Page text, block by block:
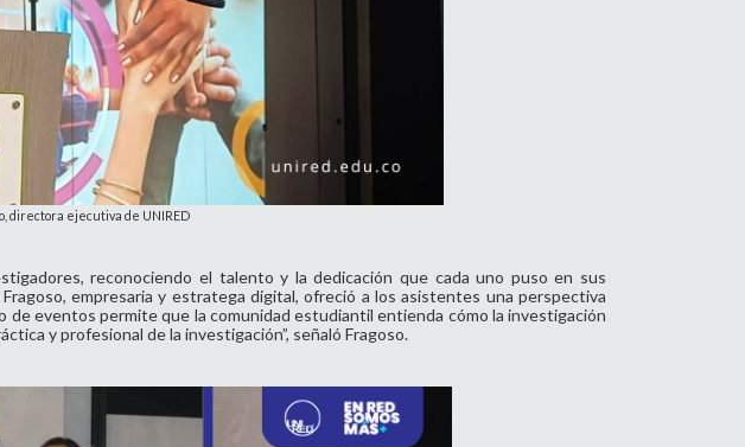
directora ejecutiva de UNIRED
reconociendo el talento y la dedicación que cada uno puso en sus
empresaria y estratega digital, ofreció a los asistentes una perspectiva
de eventos permite que la comunidad estudiantil entienda cómo la investigación
y profesional de la investigación”, señaló Fragoso.